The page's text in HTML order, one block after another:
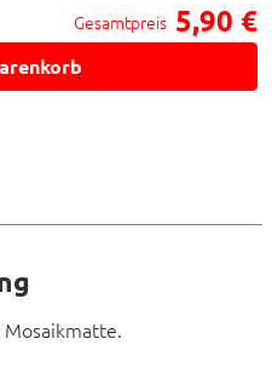
Gesamtpreis 5,90 €